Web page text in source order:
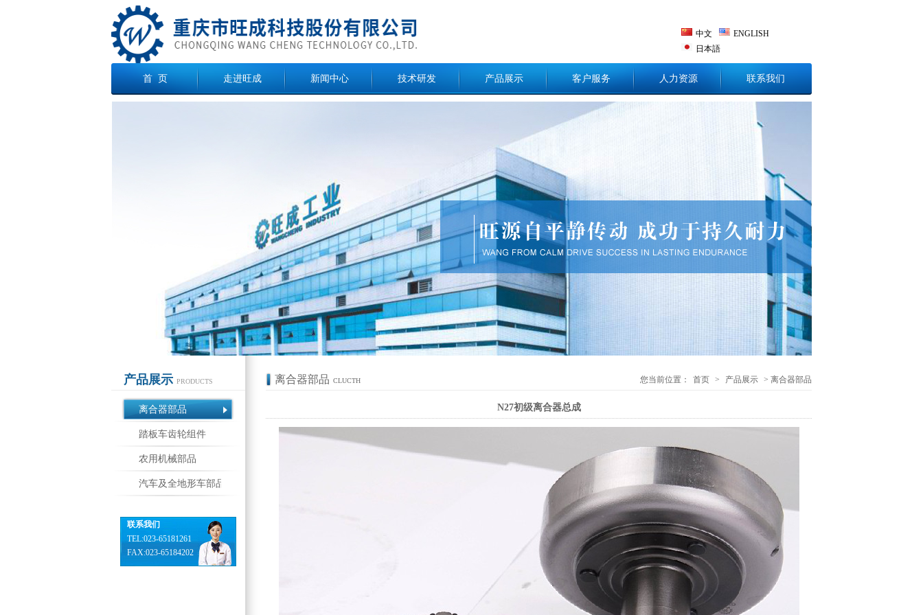
中文
ENGLISH
日本語
首 页 走进旺成 新闻中心 技术研发 产品展示 客户服务 人力资源 联系我们
产品展示 PRODUCTS
离合器部品
踏板车齿轮组件
农用机械部品
汽车及全地形车部品
联系我们
TEL:023-65181261
FAX:023-65184202
离合器部品 CLUCTH 您当前位置： 首页 > 产品展示 > 离合器部品
N27初级离合器总成